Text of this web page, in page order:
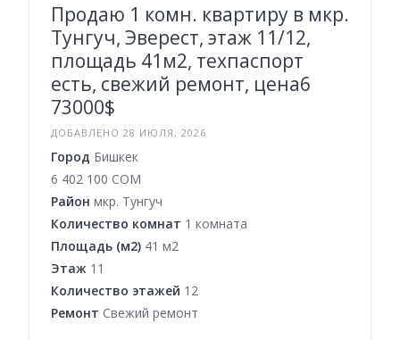
Продаю 1 комн. квартиру в мкр.
Тунгуч, Эверест, этаж 11/12,
площадь 41м2, техпаспорт
есть, свежий ремонт, цена6
73000$
ДОБАВЛЕНО 28 ИЮЛЯ, 2026
Город Бишкек
6 402 100 COM
Район мкр. Тунгуч
Количество комнат 1 комната
Площадь (м2) 41 м2
Этаж 11
Количество этажей 12
Ремонт Свежий ремонт